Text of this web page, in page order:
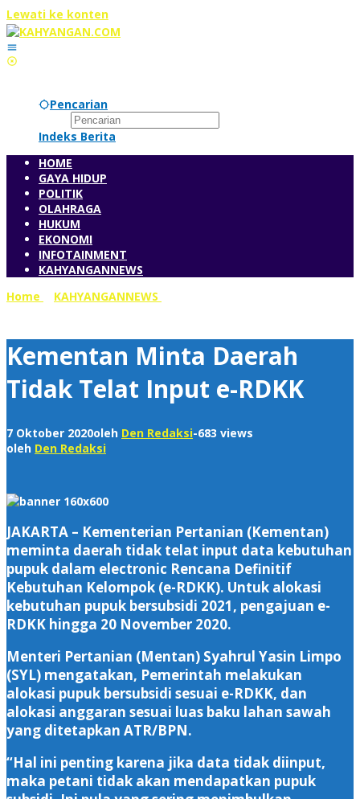
Lewati ke konten
Pencarian
Indeks Berita
HOME
GAYA HIDUP
POLITIK
OLAHRAGA
HUKUM
EKONOMI
INFOTAINMENT
KAHYANGANNEWS
Home
KAHYANGANNEWS
Kementan Minta Daerah
Tidak Telat Input e-RDKK
7 Oktober 2020oleh Den Redaksi-683 views
oleh Den Redaksi
JAKARTA – Kementerian Pertanian (Kementan)
meminta daerah tidak telat input data kebutuhan
pupuk dalam electronic Rencana Definitif
Kebutuhan Kelompok (e-RDKK). Untuk alokasi
kebutuhan pupuk bersubsidi 2021, pengajuan e-
RDKK hingga 20 November 2020.
Menteri Pertanian (Mentan) Syahrul Yasin Limpo
(SYL) mengatakan, Pemerintah melakukan
alokasi pupuk bersubsidi sesuai e-RDKK, dan
alokasi anggaran sesuai luas baku lahan sawah
yang ditetapkan ATR/BPN.
“Hal ini penting karena jika data tidak diinput,
maka petani tidak akan mendapatkan pupuk